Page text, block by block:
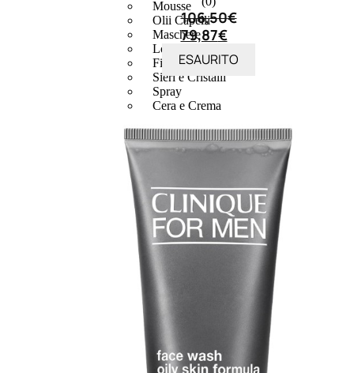
Mousse
Olii Capelli
Maschere
Lozioni
Fiale
Sieri e Cristalli
Spray
Cera e Crema
Colorazione
Shampoo
Balsamo
capelli
106,50€
79,87€
ESAURITO